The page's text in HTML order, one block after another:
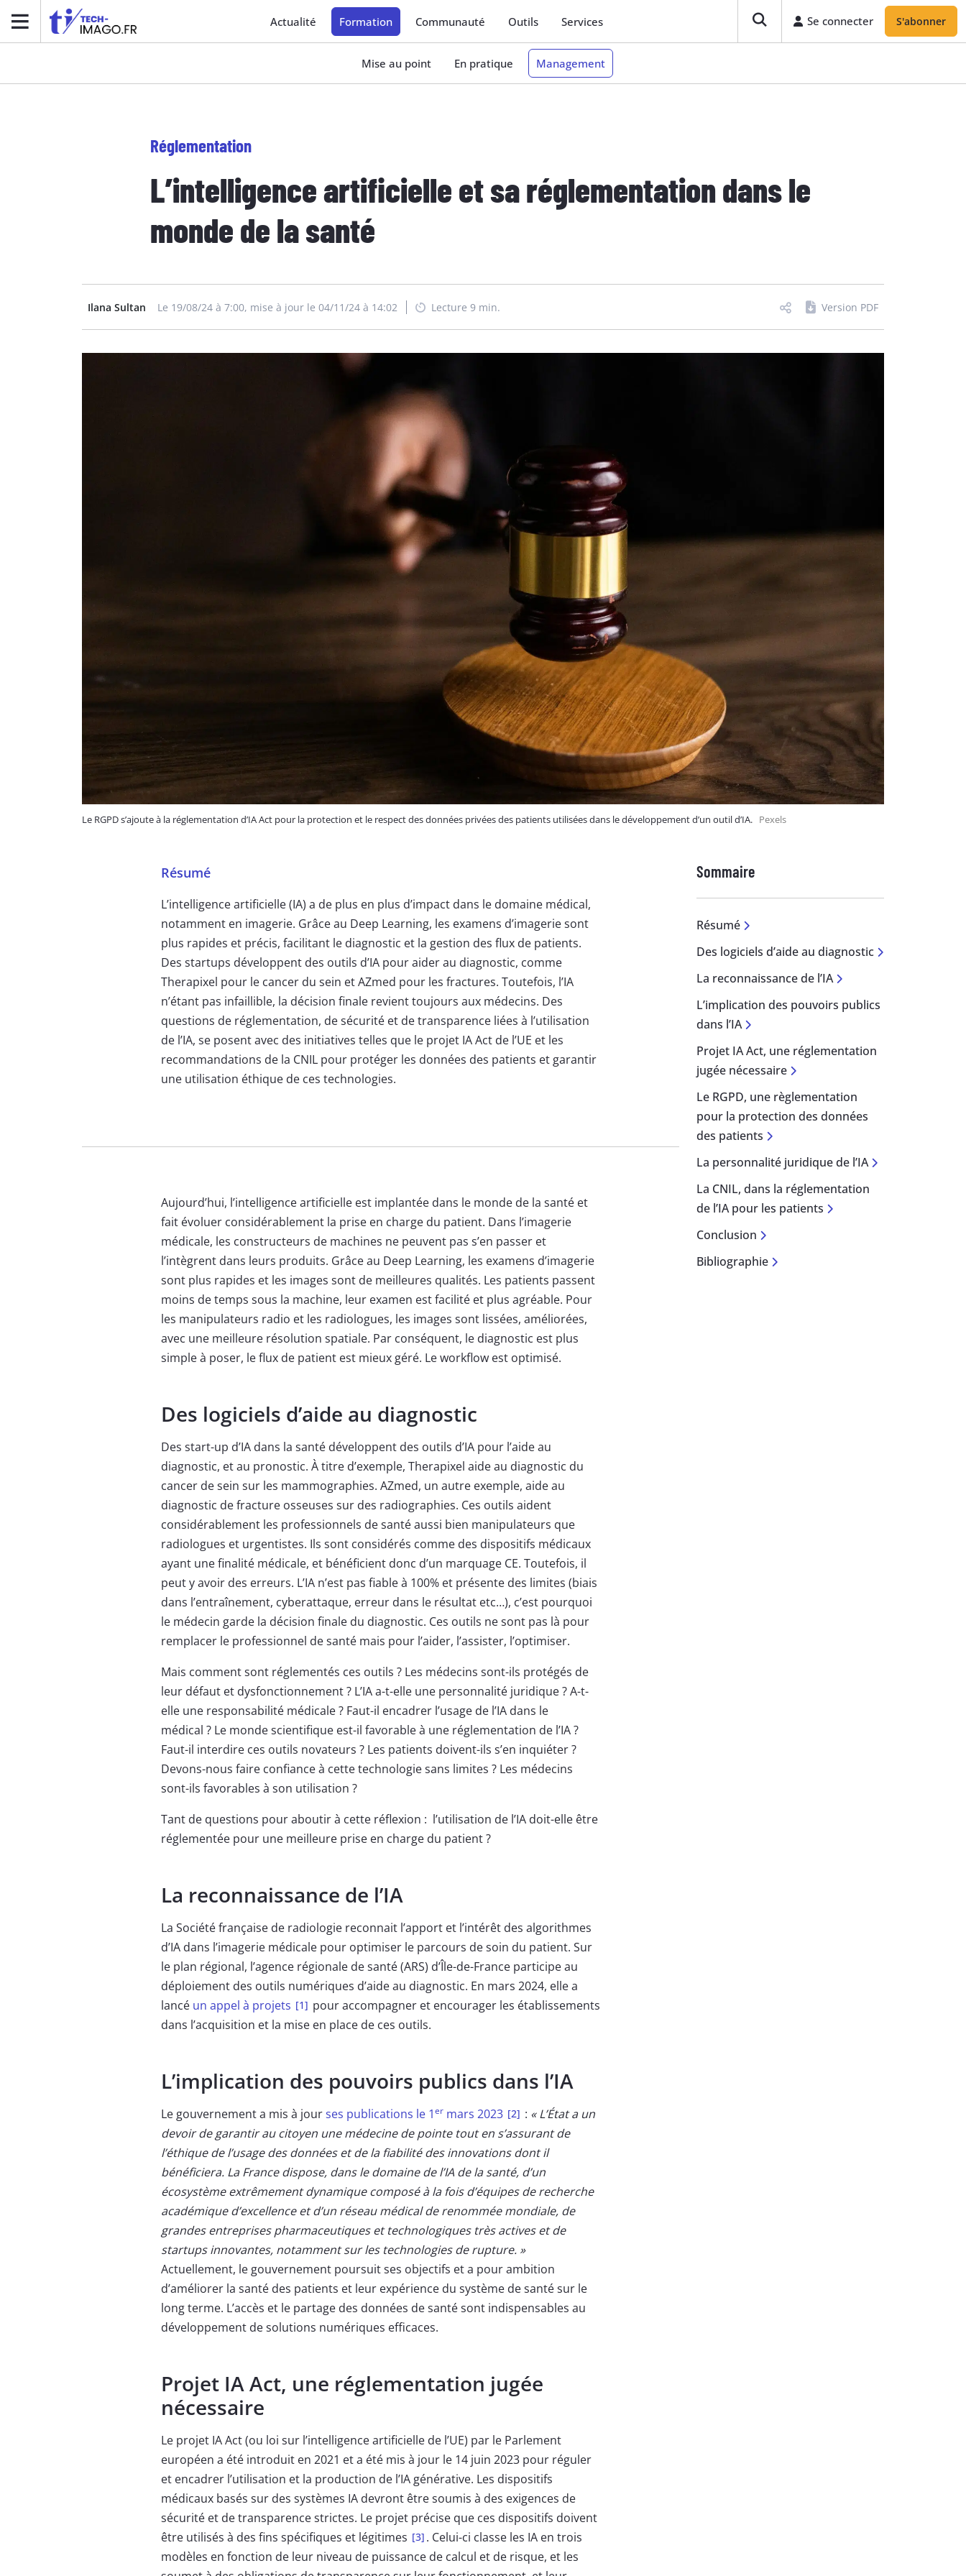
Actualité Formation Communauté Outils Services Se connecter S'abonner
Mise au point En pratique Management
Réglementation
L’intelligence artificielle et sa réglementation dans le
monde de la santé
Ilana Sultan Le 19/08/24 à 7:00, mise à jour le 04/11/24 à 14:02 Lecture 9 min. Version PDF
Le RGPD s’ajoute à la réglementation d’IA Act pour la protection et le respect des données privées des patients utilisées dans le développement d’un outil d’IA. Pexels
Résumé
L’intelligence artificielle (IA) a de plus en plus d’impact dans le domaine médical,
notamment en imagerie. Grâce au Deep Learning, les examens d’imagerie sont
plus rapides et précis, facilitant le diagnostic et la gestion des flux de patients.
Des startups développent des outils d’IA pour aider au diagnostic, comme
Therapixel pour le cancer du sein et AZmed pour les fractures. Toutefois, l’IA
n’étant pas infaillible, la décision finale revient toujours aux médecins. Des
questions de réglementation, de sécurité et de transparence liées à l’utilisation
de l’IA, se posent avec des initiatives telles que le projet IA Act de l’UE et les
recommandations de la CNIL pour protéger les données des patients et garantir
une utilisation éthique de ces technologies.
Aujourd’hui, l’intelligence artificielle est implantée dans le monde de la santé et
fait évoluer considérablement la prise en charge du patient. Dans l’imagerie
médicale, les constructeurs de machines ne peuvent pas s’en passer et
l’intègrent dans leurs produits. Grâce au Deep Learning, les examens d’imagerie
sont plus rapides et les images sont de meilleures qualités. Les patients passent
moins de temps sous la machine, leur examen est facilité et plus agréable. Pour
les manipulateurs radio et les radiologues, les images sont lissées, améliorées,
avec une meilleure résolution spatiale. Par conséquent, le diagnostic est plus
simple à poser, le flux de patient est mieux géré. Le workflow est optimisé.
Des logiciels d’aide au diagnostic
Des start-up d’IA dans la santé développent des outils d’IA pour l’aide au
diagnostic, et au pronostic. À titre d’exemple, Therapixel aide au diagnostic du
cancer de sein sur les mammographies. AZmed, un autre exemple, aide au
diagnostic de fracture osseuses sur des radiographies. Ces outils aident
considérablement les professionnels de santé aussi bien manipulateurs que
radiologues et urgentistes. Ils sont considérés comme des dispositifs médicaux
ayant une finalité médicale, et bénéficient donc d’un marquage CE. Toutefois, il
peut y avoir des erreurs. L’IA n’est pas fiable à 100% et présente des limites (biais
dans l’entraînement, cyberattaque, erreur dans le résultat etc…), c’est pourquoi
le médecin garde la décision finale du diagnostic. Ces outils ne sont pas là pour
remplacer le professionnel de santé mais pour l’aider, l’assister, l’optimiser.
Mais comment sont réglementés ces outils ? Les médecins sont-ils protégés de
leur défaut et dysfonctionnement ? L’IA a-t-elle une personnalité juridique ? A-t-
elle une responsabilité médicale ? Faut-il encadrer l’usage de l’IA dans le
médical ? Le monde scientifique est-il favorable à une réglementation de l’IA ?
Faut-il interdire ces outils novateurs ? Les patients doivent-ils s’en inquiéter ?
Devons-nous faire confiance à cette technologie sans limites ? Les médecins
sont-ils favorables à son utilisation ?
Tant de questions pour aboutir à cette réflexion : l’utilisation de l’IA doit-elle être
réglementée pour une meilleure prise en charge du patient ?
La reconnaissance de l’IA
La Société française de radiologie reconnait l’apport et l’intérêt des algorithmes
d’IA dans l’imagerie médicale pour optimiser le parcours de soin du patient. Sur
le plan régional, l’agence régionale de santé (ARS) d’Île-de-France participe au
déploiement des outils numériques d’aide au diagnostic. En mars 2024, elle a
lancé un appel à projets [1] pour accompagner et encourager les établissements
dans l’acquisition et la mise en place de ces outils.
L’implication des pouvoirs publics dans l’IA
Le gouvernement a mis à jourses publications le 1ermars 2023 [2] : « L’État a un
devoir de garantir au citoyen une médecine de pointe tout en s’assurant de
l’éthique de l’usage des données et de la fiabilité des innovations dont il
bénéficiera. La France dispose, dans le domaine de l’IA de la santé, d’un
écosystème extrêmement dynamique composé à la fois d’équipes de recherche
académique d’excellence et d’un réseau médical de renommée mondiale, de
grandes entreprises pharmaceutiques et technologiques très actives et de
startups innovantes, notamment sur les technologies de rupture. »
Actuellement, le gouvernement poursuit ses objectifs et a pour ambition
d’améliorer la santé des patients et leur expérience du système de santé sur le
long terme. L’accès et le partage des données de santé sont indispensables au
développement de solutions numériques efficaces.
Projet IA Act, une réglementation jugée
nécessaire
Le projet IA Act (ou loi sur l’intelligence artificielle de l’UE) par le Parlement
européen a été introduit en 2021 et a été mis à jour le 14 juin 2023 pour réguler
et encadrer l’utilisation et la production de l’IA générative. Les dispositifs
médicaux basés sur des systèmes IA devront être soumis à des exigences de
sécurité et de transparence strictes. Le projet précise que ces dispositifs doivent
être utilisés à des fins spécifiques et légitimes [3] . Celui-ci classe les IA en trois
modèles en fonction de leur niveau de puissance de calcul et de risque, et les
Sommaire
Résumé
Des logiciels d’aide au diagnostic
La reconnaissance de l’IA
L’implication des pouvoirs publics
dans l’IA
Projet IA Act, une réglementation
jugée nécessaire
Le RGPD, une règlementation
pour la protection des données
des patients
La personnalité juridique de l’IA
La CNIL, dans la réglementation
de l’IA pour les patients
Conclusion
Bibliographie